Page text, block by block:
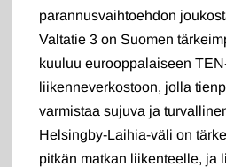
parannusvaihtoehdon
Valtatie 3 on Suomen
kuuluu eurooppalaiseen
liikenneverkostoon, jolla
varmistaa sujuva ja
Helsingby-Laihia-väli on
pitkän matkan liikenteelle, ja